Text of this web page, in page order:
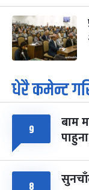
धेरै कमेन्ट
९ बाम